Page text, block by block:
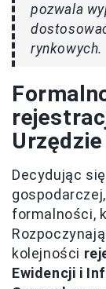
pozwala
rynkowych.
Decydując
formalności,
kolejności
Ewidencji i